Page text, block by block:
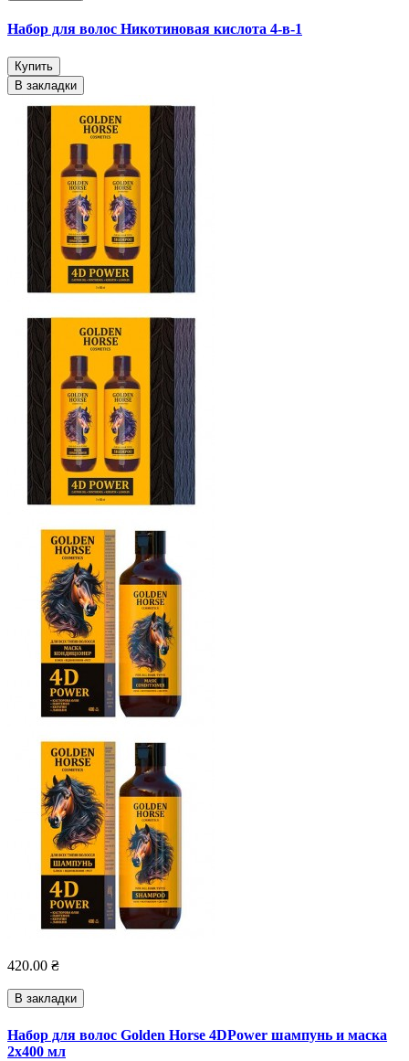
Набор для волос Никотиновая кислота 4-в-1
Купить
В закладки
420.00 ₴
В закладки
Набор для волос Golden Horse 4DPower шампунь и маска
2х400 мл